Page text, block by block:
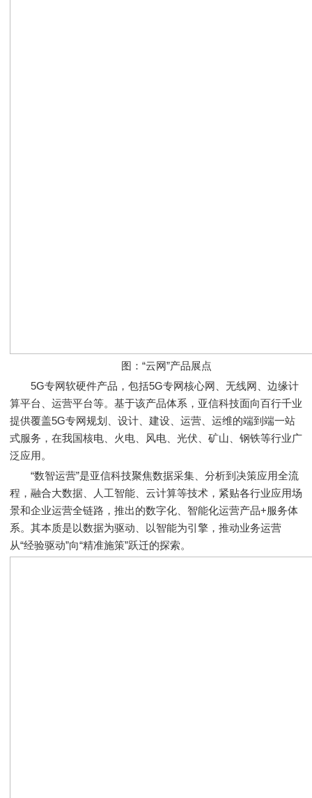
图：“云网”产品展点
5G专网软硬件产品，包括5G专网核心网、无线网、边缘计
算平台、运营平台等。基于该产品体系，亚信科技面向百行千业
提供覆盖5G专网规划、设计、建设、运营、运维的端到端一站
式服务，在我国核电、火电、风电、光伏、矿山、钢铁等行业广
泛应用。
“数智运营”是亚信科技聚焦数据采集、分析到决策应用全流
程，融合大数据、人工智能、云计算等技术，紧贴各行业应用场
景和企业运营全链路，推出的数字化、智能化运营产品+服务体
系。其本质是以数据为驱动、以智能为引擎，推动业务运营
从“经验驱动”向“精准施策”跃迁的探索。